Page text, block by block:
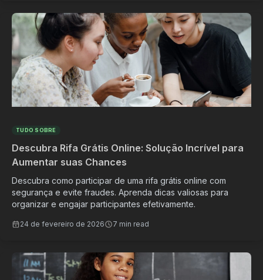
TUDO SOBRE
Descubra Rifa Grátis Online: Solução Incrível para
Aumentar suas Chances
Descubra como participar de uma rifa grátis online com
segurança e evite fraudes. Aprenda dicas valiosas para
organizar e engajar participantes efetivamente.
24 de fevereiro de 2026 7 min read